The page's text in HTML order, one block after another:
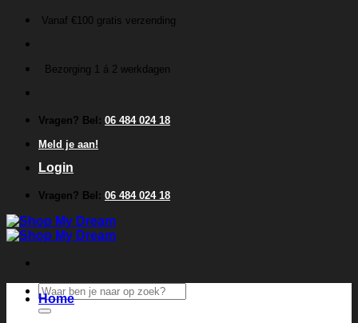
inhoud
Vanaf €100 gratis verzending
Bezorging 1 á 2 werkdagen
Vragen? Bel: 06 484 024 18
Meld je aan!
Login
Vragen? Bel: 06 484 024 18
Zoeken
naar:
Home